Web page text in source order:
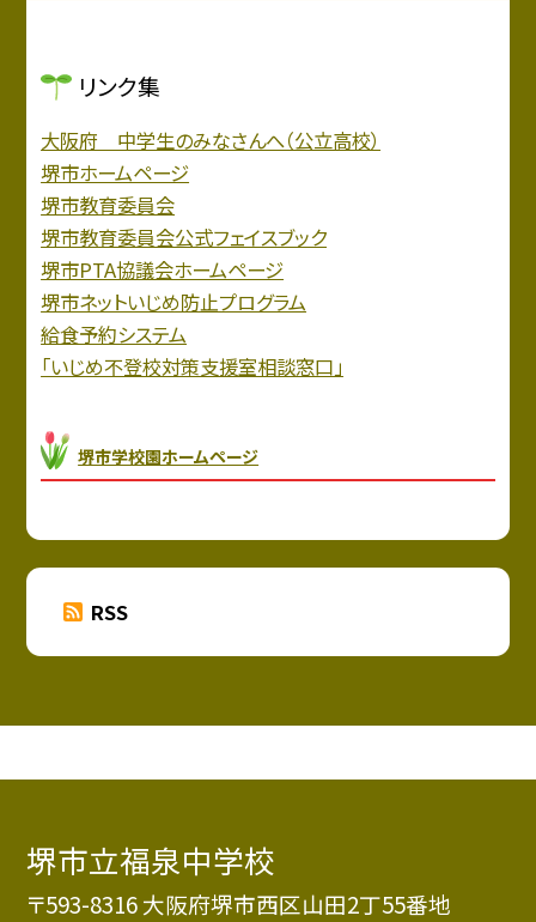
リンク集
大阪府 中学生のみなさんへ（公立高校）
堺市ホームページ
堺市教育委員会
堺市教育委員会公式フェイスブック
堺市PTA協議会ホームページ
堺市ネットいじめ防止プログラム
給食予約システム
「いじめ不登校対策支援室相談窓口」
堺市学校園ホームページ
RSS
堺市立福泉中学校
〒593-8316 大阪府堺市西区山田2丁55番地